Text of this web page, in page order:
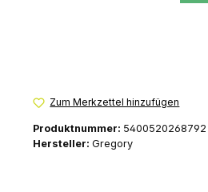
Zum Merkzettel hinzufügen
Produktnummer: 5400520268792
Hersteller: Gregory